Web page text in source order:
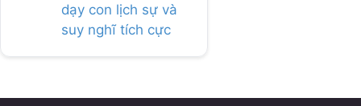
dạy con lịch sự và
suy nghĩ tích cực